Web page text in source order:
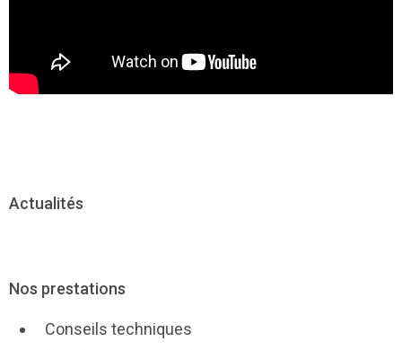
Actualités
Nos prestations
Conseils techniques